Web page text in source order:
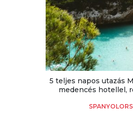
5 teljes napos utazás
medencés hotellel,